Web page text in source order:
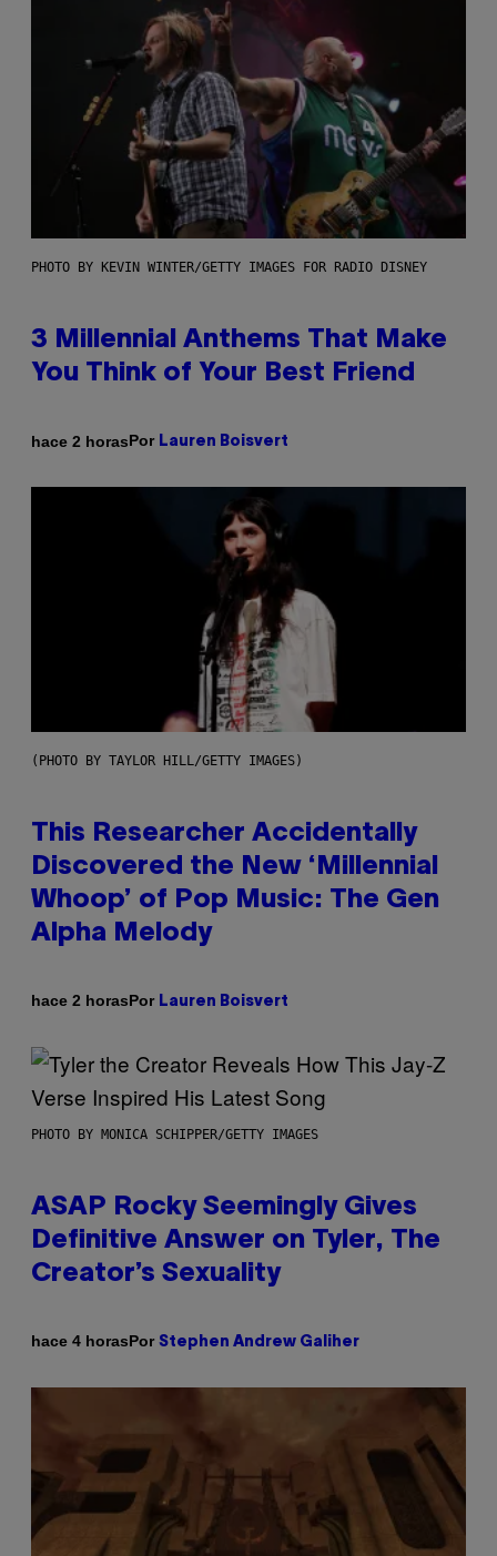
PHOTO BY KEVIN WINTER/GETTY IMAGES FOR RADIO DISNEY
3 Millennial Anthems That Make
You Think of Your Best Friend
hace 2 horasPor Lauren Boisvert
(PHOTO BY TAYLOR HILL/GETTY IMAGES)
This Researcher Accidentally
Discovered the New ‘Millennial
Whoop’ of Pop Music: The Gen
Alpha Melody
hace 2 horasPor Lauren Boisvert
PHOTO BY MONICA SCHIPPER/GETTY IMAGES
ASAP Rocky Seemingly Gives
Definitive Answer on Tyler, The
Creator’s Sexuality
hace 4 horasPor Stephen Andrew Galiher